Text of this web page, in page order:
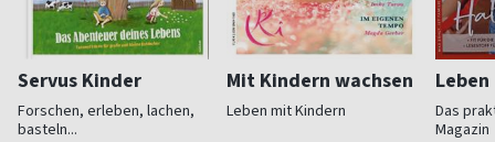
Servus Kinder
Forschen, erleben, lachen,
basteln...
Mit Kindern wachsen
Leben mit Kindern
Das
Magazin